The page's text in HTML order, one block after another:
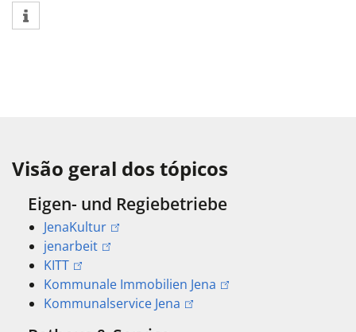
Visão geral dos tópicos
Eigen- und Regiebetriebe
JenaKultur
jenarbeit
KITT
Kommunale Immobilien Jena
Kommunalservice Jena